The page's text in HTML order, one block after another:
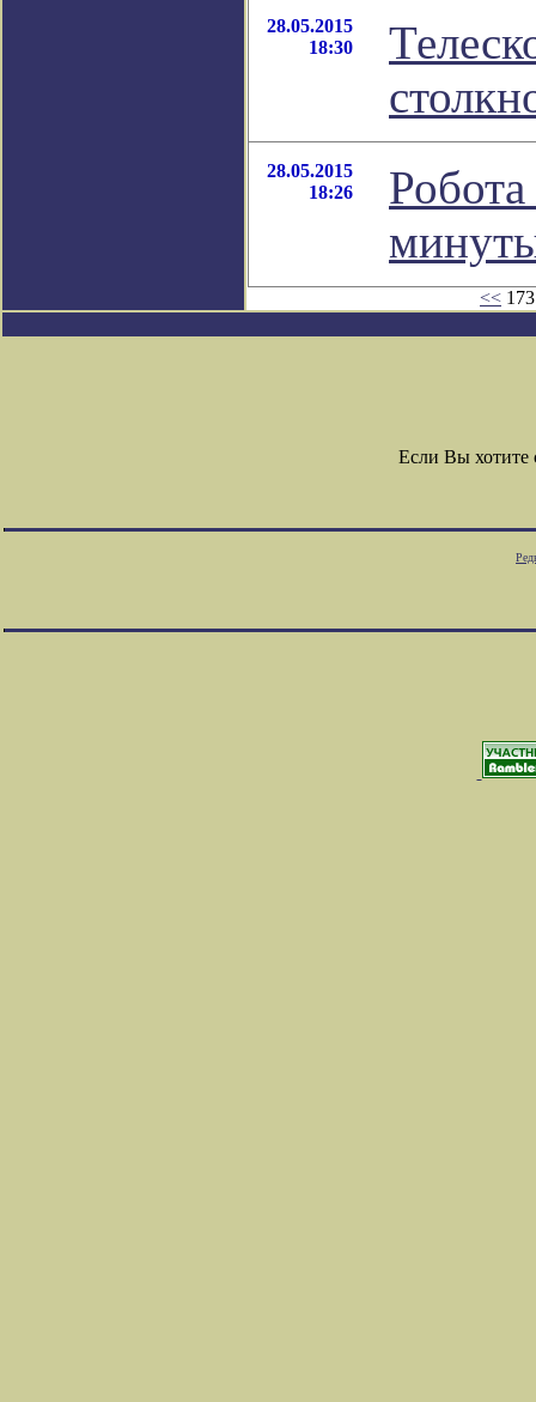
28.05.2015
18:30
28.05.2015
18:26
<<
Если Вы хотите